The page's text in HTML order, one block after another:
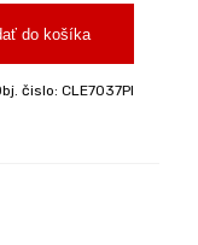
čislo: CLE7037PI